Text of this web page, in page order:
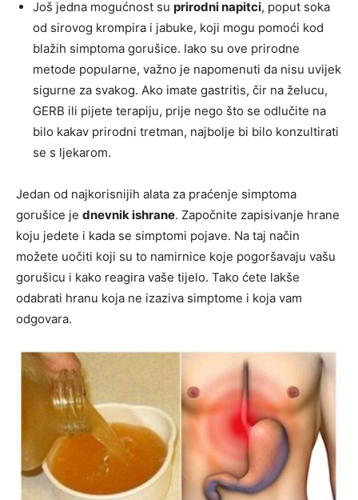
Još jedna mogućnost su prirodni napitci, poput soka
od sirovog krompira i jabuke, koji mogu pomoći kod
blažih simptoma gorušice. Iako su ove prirodne
metode popularne, važno je napomenuti da nisu uvijek
sigurne za svakog. Ako imate gastritis, čir na želucu,
GERB ili pijete terapiju, prije nego što se odlučite na
bilo kakav prirodni tretman, najbolje bi bilo konzultirati
se s ljekarom.
Jedan od najkorisnijih alata za praćenje simptoma
gorušice je dnevnik ishrane. Započnite zapisivanje hrane
koju jedete i kada se simptomi pojave. Na taj način
možete uočiti koji su to namirnice koje pogoršavaju vašu
gorušicu i kako reagira vaše tijelo. Tako ćete lakše
odabrati hranu koja ne izaziva simptome i koja vam
odgovara.